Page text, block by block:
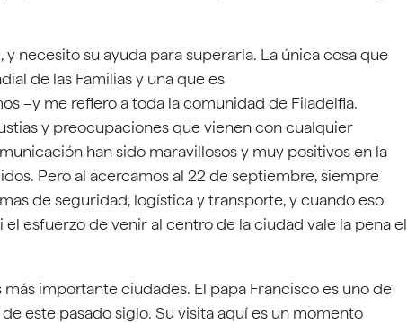
necesito su ayuda para superarla. La única cosa que
de las Familias y una que es
–y me refiero a toda la comunidad de Filadelfia.
y preocupaciones que vienen con cualquier
han sido maravillosos y muy positivos en la
Pero al acercamos al 22 de septiembre, siempre
de seguridad, logística y transporte, y cuando eso
esfuerzo de venir al centro de la ciudad vale la pena el
importante ciudades. El papa Francisco es uno de
este pasado siglo. Su visita aquí es un momento